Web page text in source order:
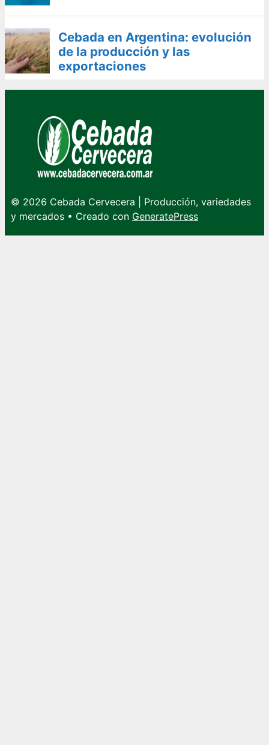
Cebada en Argentina: evolución
de la producción y las
exportaciones
© 2026 Cebada Cervecera | Producción, variedades
y mercados • Creado con GeneratePress